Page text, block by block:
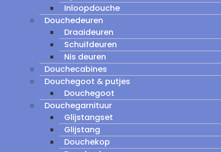
Inloopdouche
Douchedeuren
Draaideuren
Schuifdeuren
Nis deuren
Douchecabines
Douchegoot & putjes
Douchegoot
Douchegarnituur
Glijstangset
Glijstang
Douchekop